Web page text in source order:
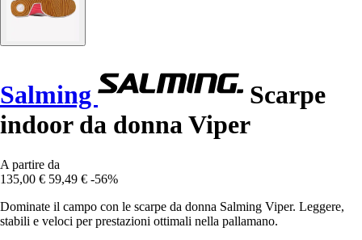
Salming
Scarpe
indoor da donna Viper
A partire da
135,00 € 59,49 € -56%
Dominate il campo con le scarpe da donna Salming Viper. Leggere,
stabili e veloci per prestazioni ottimali nella pallamano.